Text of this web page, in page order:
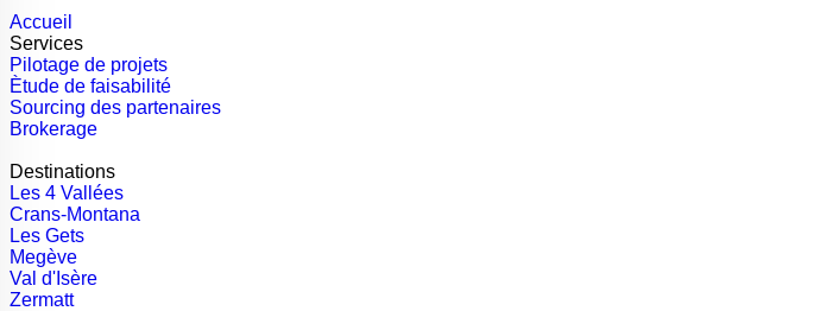
Accueil
Services
Pilotage de projets
Ètude de faisabilité
Sourcing des partenaires
Brokerage
Destinations
Les 4 Vallées
Crans-Montana
Les Gets
Megève
Val d'Isère
Zermatt